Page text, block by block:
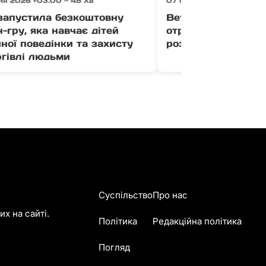
безкоштовну
гру, яка навчає дітей
поведінки та захисту
людьми
Ветерани
отримати до 1 млн
розвиток бізнесу
на сайті.
Суспільство
Політика
Погляд
Про нас
Редакційна політика